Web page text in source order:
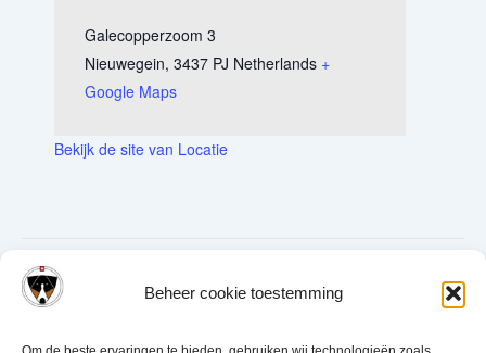
Beheer cookie toestemming
Galecopperzoom 3
Nieuwegein, 3437 PJ Netherlands +
Google Maps
Bekijk de site van Locatie
05-09-2026
Jaarvergadering
Nieuwegein